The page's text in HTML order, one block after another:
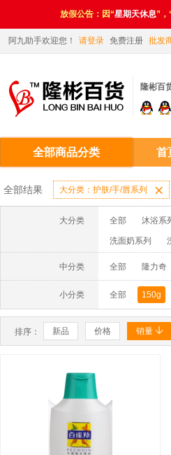
放假公告：因“星期天休息”，
阿九助手欢迎您！ 请登录 免费注册 批发
隆彬百
全部商品分类 首
全部结果 大分类：护肤/手/唇系列 
大分类 全部 沐浴系
洗面奶系列
洗洁精系列
妙洁系列 消
中分类 全部 隆力奇
小分类 全部 150g
排序： 新品 价格 销量 